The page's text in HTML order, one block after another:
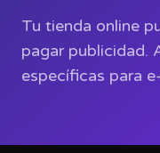
Tu tienda online
pagar publicidad.
específicas para